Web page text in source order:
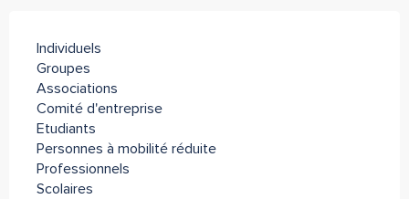
Individuels
Groupes
Associations
Comité d'entreprise
Etudiants
Personnes à mobilité réduite
Professionnels
Scolaires